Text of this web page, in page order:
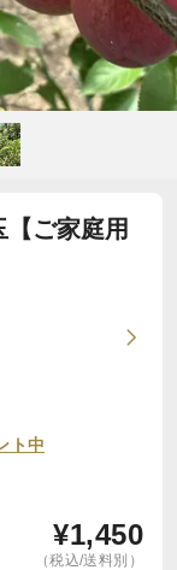
ご家庭用
ト中
¥1,450
（税込/送料別）